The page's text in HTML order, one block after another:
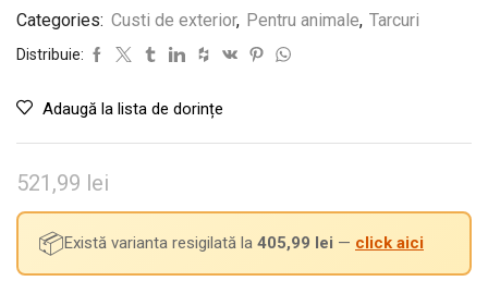
Categories: Custi de exterior, Pentru animale, Tarcuri
Distribuie:
Adaugă la lista de dorințe
521,99 lei
📦Există varianta resigilată la 405,99 lei — click aici